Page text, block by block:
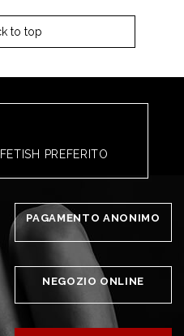
to top
PREFERITO
PAGAMENTO ANONIMO
NEGOZIO ONLINE